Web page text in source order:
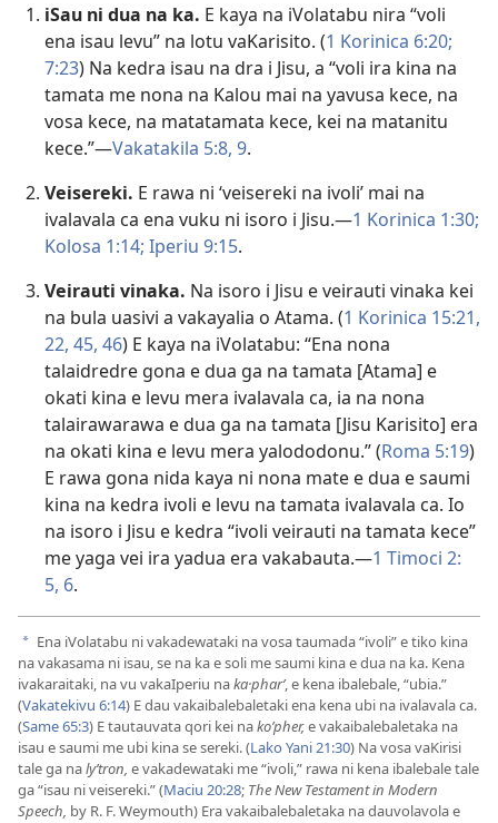
iSau ni dua na ka. E kaya na iVolatabu nira “voli
ena isau levu” na lotu vaKarisito. (1 Korinica 6:20;
7:23) Na kedra isau na dra i Jisu, a “voli ira kina na
tamata me nona na Kalou mai na yavusa kece, na
vosa kece, na matatamata kece, kei na matanitu
kece.”​—Vakatakila 5:​8, 9.
Veisereki. E rawa ni ‘veisereki na ivoli’ mai na
ivalavala ca ena vuku ni isoro i Jisu.​—1 Korinica 1:​30;
Kolosa 1:​14; Iperiu 9:​15.
Veirauti vinaka. Na isoro i Jisu e veirauti vinaka kei
na bula uasivi a vakayalia o Atama. (1 Korinica 15:21,
22, 45, 46) E kaya na iVolatabu: “Ena nona
talaidredre gona e dua ga na tamata [Atama] e
okati kina e levu mera ivalavala ca, ia na nona
talairawarawa e dua ga na tamata [Jisu Karisito] era
na okati kina e levu mera yalododonu.” (Roma 5:19)
E rawa gona nida kaya ni nona mate e dua e saumi
kina na kedra ivoli e levu na tamata ivalavala ca. Io
na isoro i Jisu e kedra “ivoli veirauti na tamata kece”
me yaga vei ira yadua era vakabauta.​—1 Timoci 2:​
5, 6.
a Ena iVolatabu ni vakadewataki na vosa taumada “ivoli” e tiko kina
na vakasama ni isau, se na ka e soli me saumi kina e dua na ka. Kena
ivakaraitaki, na vu vakaIperiu naka·pharʼ, e kena ibalebale, “ubia.”
(Vakatekivu 6:14) E dau vakaibalebaletaki ena kena ubi na ivalavala ca.
(Same 65:3) E tautauvata qori kei nakoʼpher,e vakaibalebaletaka na
isau e saumi me ubi kina se sereki. (Lako Yani 21:30) Na vosa vaKirisi
tale ga nalyʼtron, e vakadewataki me “ivoli,” rawa ni kena ibalebale tale
ga “isau ni veisereki.” (Maciu 20:28; The New Testament in Modern
Speech, by R. F. Weymouth) Era vakaibalebaletaka na dauvolavola e